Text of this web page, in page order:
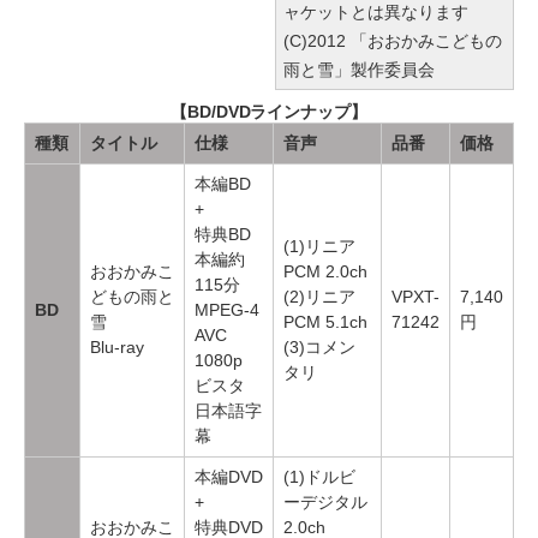
ャケットとは異なります
(C)2012 「おおかみこどもの
雨と雪」製作委員会
【BD/DVDラインナップ】
種類
タイトル 仕様 音声 品番 価格
BD
おおかみこ
どもの雨と
雪
Blu-ray
本編BD
+
特典BD
本編約
115分
MPEG-4
AVC
1080p
ビスタ
日本語字
幕
(1)リニア
PCM 2.0ch
(2)リニア
PCM 5.1ch
(3)コメン
タリ
VPXT-
71242
7,140
円
おおかみこ
本編DVD
+
特典DVD
(1)ドルビ
ーデジタル
2.0ch